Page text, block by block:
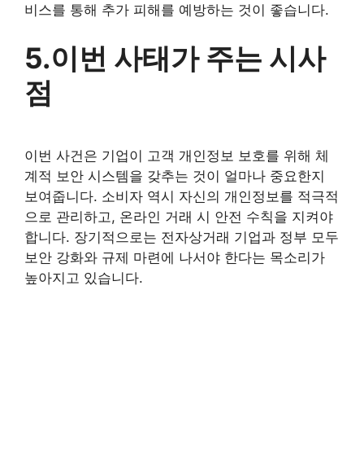
비스를 통해 추가 피해를 예방하는 것이 좋습니다.
5.이번 사태가 주는 시사
점
이번 사건은 기업이 고객 개인정보 보호를 위해 체
계적 보안 시스템을 갖추는 것이 얼마나 중요한지
보여줍니다. 소비자 역시 자신의 개인정보를 적극적
으로 관리하고, 온라인 거래 시 안전 수칙을 지켜야
합니다. 장기적으로는 전자상거래 기업과 정부 모두
보안 강화와 규제 마련에 나서야 한다는 목소리가
높아지고 있습니다.